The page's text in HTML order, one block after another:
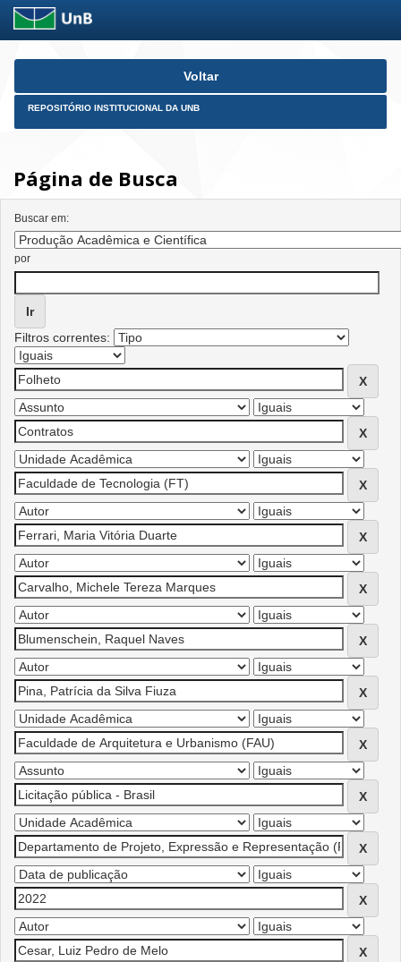
Skip
Voltar
REPOSITÓRIO INSTITUCIONAL DA UNB
Página de Busca
Buscar em:
por
Filtros correntes: